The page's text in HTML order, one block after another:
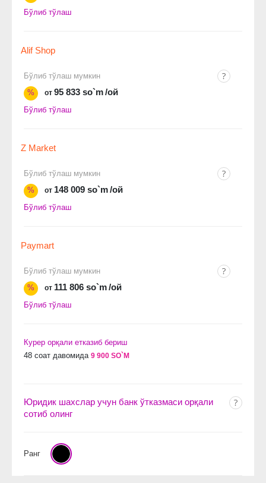
Бўлиб тўлаш
Alif Shop
Бўлиб тўлаш мумкин
%
от 95 833 so`m/ой
Бўлиб тўлаш
Z Market
Бўлиб тўлаш мумкин
%
от 148 009 so`m/ой
Бўлиб тўлаш
Paymart
Бўлиб тўлаш мумкин
%
от 111 806 so`m/ой
Бўлиб тўлаш
Курер орқали етказиб бериш
48 соат давомида 9 900 SO`M
Юридик шахслар учун банк ўтказмаси орқали
сотиб олинг
Ранг